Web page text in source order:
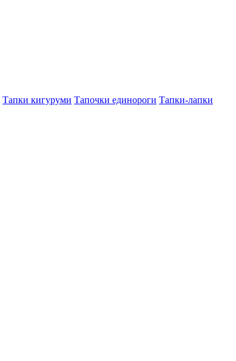
Тапки кигуруми Тапочки единороги Тапки-лапки